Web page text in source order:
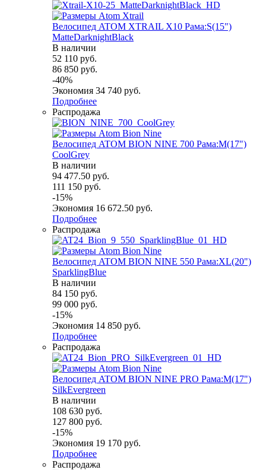
Велосипед ATOM XTRAIL X10 Рама:S(15")
MatteDarknightBlack
В наличии
52 110 руб.
86 850 руб.
-40%
Экономия 34 740 руб.
Подробнее
Распродажа
Велосипед ATOM BION NINE 700 Рама:M(17")
СoolGrey
В наличии
94 477.50 руб.
111 150 руб.
-15%
Экономия 16 672.50 руб.
Подробнее
Распродажа
Велосипед ATOM BION NINE 550 Рама:XL(20")
SparklingBlue
В наличии
84 150 руб.
99 000 руб.
-15%
Экономия 14 850 руб.
Подробнее
Распродажа
Велосипед ATOM BION NINE PRO Рама:M(17")
SilkEvergreen
В наличии
108 630 руб.
127 800 руб.
-15%
Экономия 19 170 руб.
Подробнее
Распродажа